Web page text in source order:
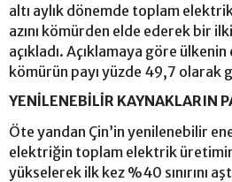
altı aylık dönemde toplam
azını kömürden elde ederek bir
açıkladı. Açıklamaya göre
kömürün payı yüzde 49,7 olarak
YENİLENEBİLİR KAYNAKLARIN
Öte yandan Çin’in yenilenebilir
elektriğin toplam elektrik
yükselerek ilk kez %40 sınırını